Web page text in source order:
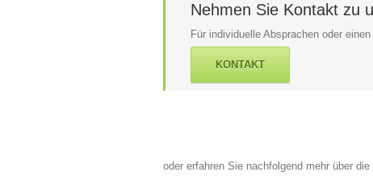
KONTAKT
Nehmen Sie Kontakt zu
Für individuelle Absprachen oder
oder erfahren Sie nachfolgend mehr über